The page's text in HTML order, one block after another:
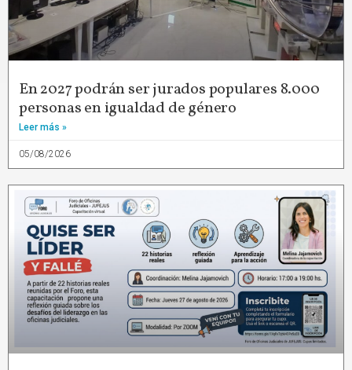
En 2027 podrán ser jurados populares 8.000
personas en igualdad de género
Leer más »
05/08/2026